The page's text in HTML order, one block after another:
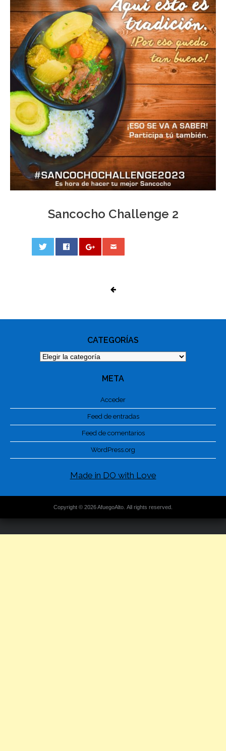
Sancocho Challenge 2
CATEGORÍAS
Categorías
META
Acceder
Feed de entradas
Feed de comentarios
WordPress.org
Made in DO with Love
Copyright © 2026 AfuegoAlto. All rights reserved.